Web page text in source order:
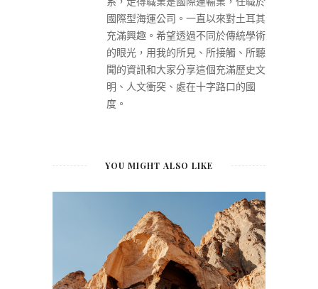
國際型海運公司。一直以來對土耳其
充滿興趣。希望透過不同於傳統學術
的眼光，用我的所見、所接觸、所聽
聞的資訊和大家分享這個充滿歷史文
明、人文衝突、處在十字路口的國
度。
YOU MIGHT ALSO LIKE